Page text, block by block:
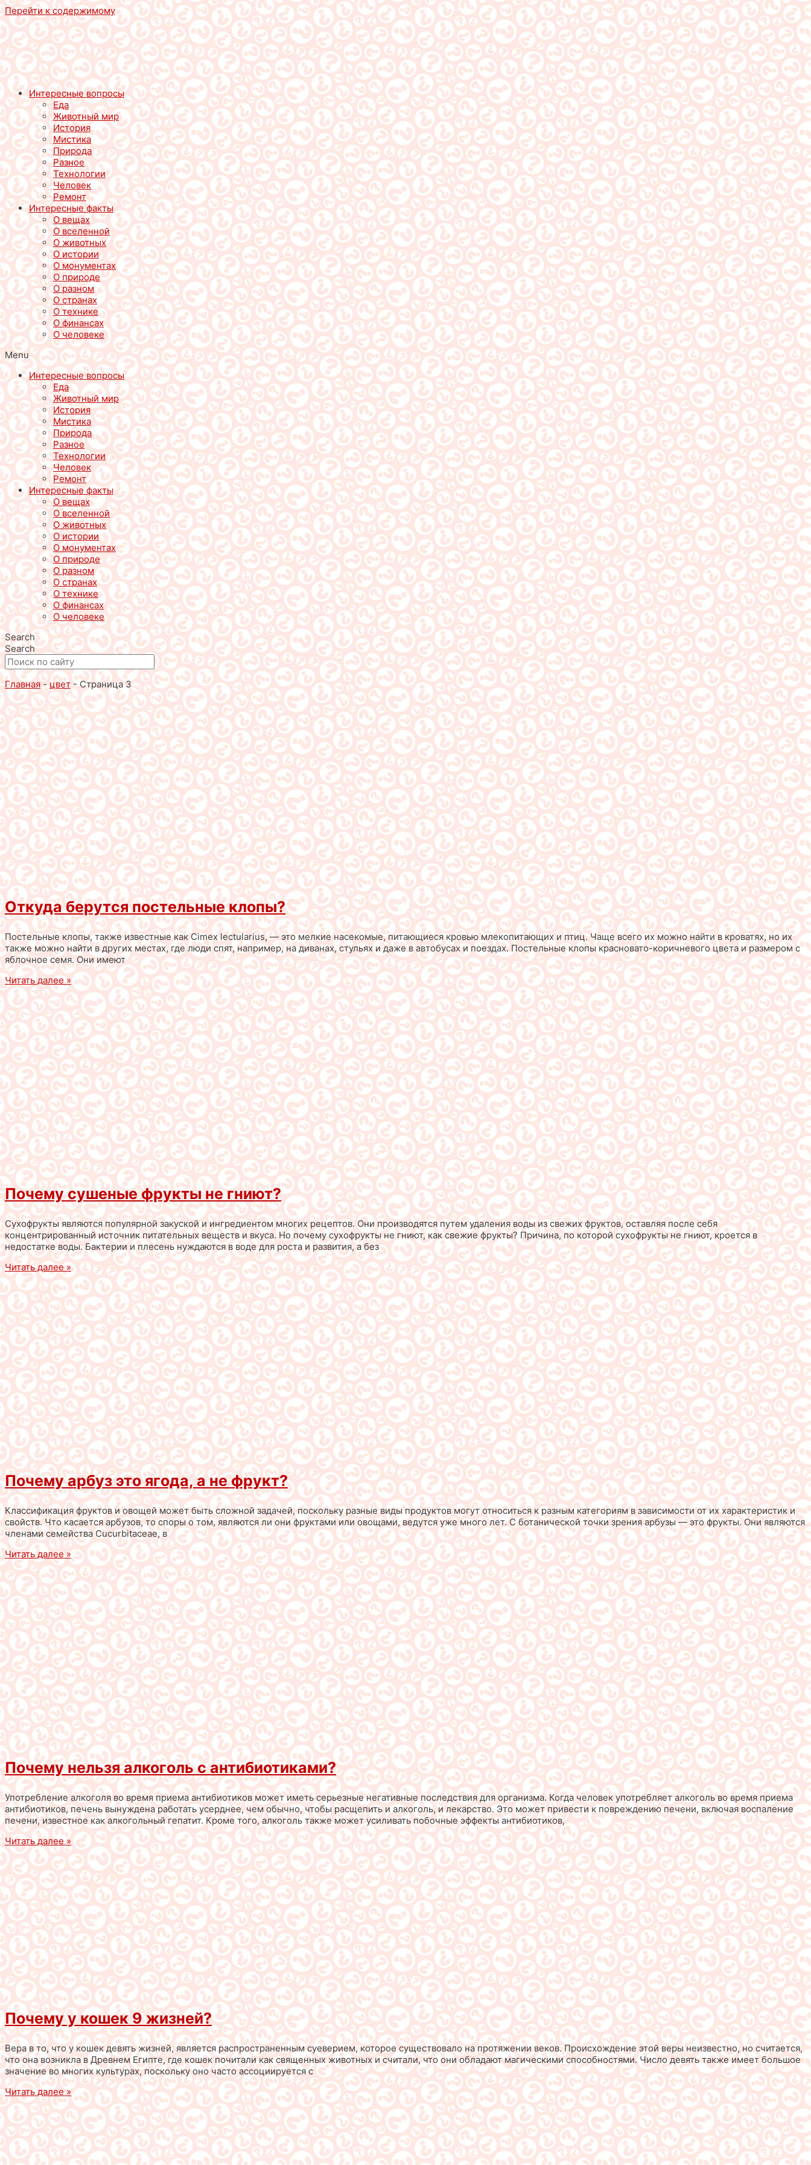
Перейти к содержимому
Интересные вопросы
Еда
Животный мир
История
Мистика
Природа
Разное
Технологии
Человек
Ремонт
Интересные факты
О вещах
О вселенной
О животных
О истории
О монументах
О природе
О разном
О странах
О технике
О финансах
О человеке
Menu
Интересные вопросы
Еда
Животный мир
История
Мистика
Природа
Разное
Технологии
Человек
Ремонт
Интересные факты
О вещах
О вселенной
О животных
О истории
О монументах
О природе
О разном
О странах
О технике
О финансах
О человеке
Search
Search
Главная -цвет -Страница 3
Откуда берутся постельные клопы?
Постельные клопы, также известные как Cimex lectularius, — это мелкие насекомые, питающиеся кровью млекопитающих и птиц. Чаще всего их можно найти в кроватях, но их
также можно найти в других местах, где люди спят, например, на диванах, стульях и даже в автобусах и поездах. Постельные клопы красновато-коричневого цвета и размером с
яблочное семя. Они имеют
Читать далее »
Почему сушеные фрукты не гниют?
Сухофрукты являются популярной закуской и ингредиентом многих рецептов. Они производятся путем удаления воды из свежих фруктов, оставляя после себя
концентрированный источник питательных веществ и вкуса. Но почему сухофрукты не гниют, как свежие фрукты? Причина, по которой сухофрукты не гниют, кроется в
недостатке воды. Бактерии и плесень нуждаются в воде для роста и развития, а без
Читать далее »
Почему арбуз это ягода, а не фрукт?
Классификация фруктов и овощей может быть сложной задачей, поскольку разные виды продуктов могут относиться к разным категориям в зависимости от их характеристик и
свойств. Что касается арбузов, то споры о том, являются ли они фруктами или овощами, ведутся уже много лет. С ботанической точки зрения арбузы — это фрукты. Они являются
членами семейства Cucurbitaceae, в
Читать далее »
Почему нельзя алкоголь с антибиотиками?
Употребление алкоголя во время приема антибиотиков может иметь серьезные негативные последствия для организма. Когда человек употребляет алкоголь во время приема
антибиотиков, печень вынуждена работать усерднее, чем обычно, чтобы расщепить и алкоголь, и лекарство. Это может привести к повреждению печени, включая воспаление
печени, известное как алкогольный гепатит. Кроме того, алкоголь также может усиливать побочные эффекты антибиотиков,
Читать далее »
Почему у кошек 9 жизней?
Вера в то, что у кошек девять жизней, является распространенным суеверием, которое существовало на протяжении веков. Происхождение этой веры неизвестно, но считается,
что она возникла в Древнем Египте, где кошек почитали как священных животных и считали, что они обладают магическими способностями. Число девять также имеет большое
значение во многих культурах, поскольку оно часто ассоциируется с
Читать далее »